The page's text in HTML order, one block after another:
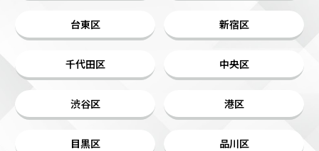
台東区 新宿区
千代田区 中央区
渋谷区 港区
目黒区 品川区